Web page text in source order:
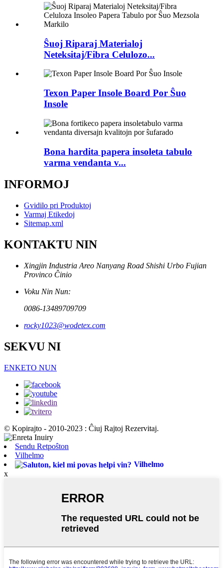
Ŝuoj Riparaj Materialoj
Neteksitaj/Fibra Celulozo...
Texon Paper Insole Board Por Ŝuo
Insole
Bona hardita papera insoleta tabulo
varma vendanta v...
INFORMOJ
Gvidilo pri Produktoj
Varmaj Etikedoj
Sitemap.xml
KONTAKTU NIN
Xingjin Industria Areo Nanyang Road Shishi Urbo Fujian
Provinco Ĉinio
Voku Nin Nun:
0086-13489709709
rocky1023@wodetex.com
SEKVU NI
ENKETO NUN
© Kopirajto - 2010-2023 : Ĉiuj Rajtoj Rezervitaj.
Sendu Retpoŝton
Vilhelmo
Vilhelmo
x